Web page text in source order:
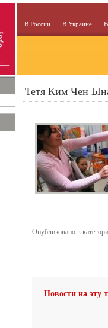
В России В Украине
Тетя Ким Чен
Опубликовано в
Новости на эту